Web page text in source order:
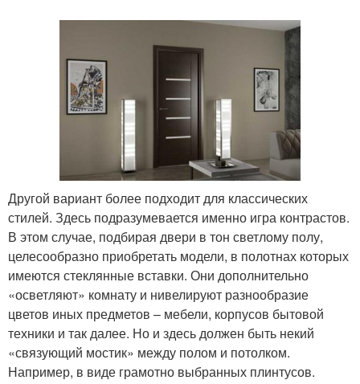
Другой вариант более подходит для классических
стилей. Здесь подразумевается именно игра контрастов.
В этом случае, подбирая двери в тон светлому полу,
целесообразно приобретать модели, в полотнах которых
имеются стеклянные вставки. Они дополнительно
«осветляют» комнату и нивелируют разнообразие
цветов иных предметов – мебели, корпусов бытовой
техники и так далее. Но и здесь должен быть некий
«связующий мостик» между полом и потолком.
Например, в виде грамотно выбранных плинтусов.